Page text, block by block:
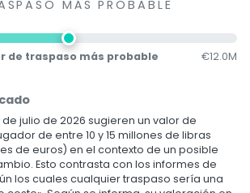
MÁS PROBABLE
de traspaso más probable €12.0M
julio de 2026 sugieren un valor de
de entre 10 y 15 millones de libras
de euros) en el contexto de un posible
Esto contrasta con los informes de
los cuales cualquier traspaso sería una